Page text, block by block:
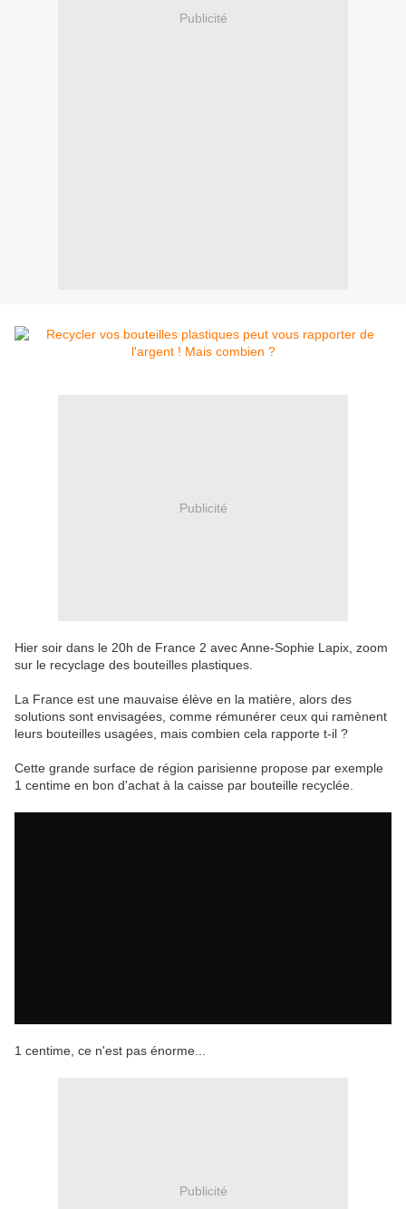
Publicité
Publicité
Hier soir dans le 20h de France 2 avec Anne-Sophie Lapix, zoom
sur le recyclage des bouteilles plastiques.
La France est une mauvaise élève en la matière, alors des
solutions sont envisagées, comme rémunérer ceux qui ramènent
leurs bouteilles usagées, mais combien cela rapporte t-il ?
Cette grande surface de région parisienne propose par exemple
1 centime en bon d'achat à la caisse par bouteille recyclée.
1 centime, ce n'est pas énorme...
Publicité